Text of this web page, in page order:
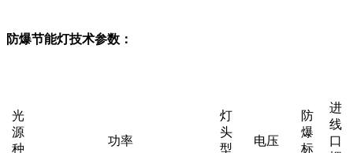
防爆节能灯技术参数：
光
源
种
功率
灯
头
型
电压
防
爆
标
进
线
口